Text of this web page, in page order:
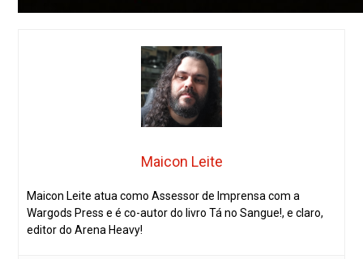
Maicon Leite
Maicon Leite atua como Assessor de Imprensa com a
Wargods Press e é co-autor do livro Tá no Sangue!, e claro,
editor do Arena Heavy!